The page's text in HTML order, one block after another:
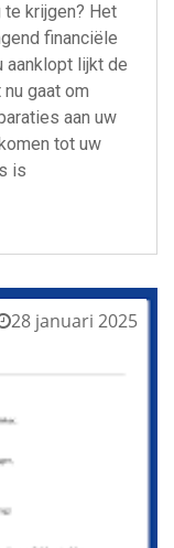
krijgen? Het
financiële
aanklopt lijkt de
gaat om
aan uw
tot uw
is
28 januari 2025